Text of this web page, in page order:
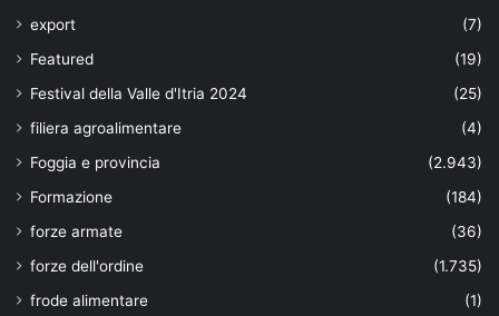
export
(7)
Featured
(19)
Festival della Valle d'Itria 2024
(25)
filiera agroalimentare
(4)
Foggia e provincia
(2.943)
Formazione
(184)
forze armate
(36)
forze dell'ordine
(1.735)
frode alimentare
(1)